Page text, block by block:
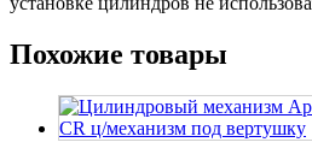
Похожие товары